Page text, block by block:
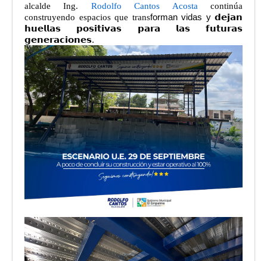
alcalde Ing. Rodolfo Cantos Acosta continúa
construyendo espacios que transforman vidas y 𝗱𝗲𝗷𝗮𝗻
𝗵𝘂𝗲𝗹𝗹𝗮𝘀
𝗽𝗼𝘀𝗶𝘁𝗶𝘃𝗮𝘀 𝗽𝗮𝗿𝗮 𝗹𝗮𝘀
𝗳𝘂𝘁𝘂𝗿𝗮𝘀
𝗴𝗲𝗻𝗲𝗿𝗮𝗰𝗶𝗼𝗻𝗲𝘀.